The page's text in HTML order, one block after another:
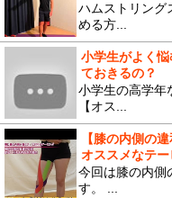
ハムストリング
める方...
小学生がよく
ておきるの？
小学生の高学年
【オス...
【膝の内側の
オススメなテ
今回は膝の内側
す。 ...